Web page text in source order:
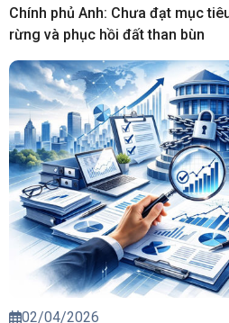
Chính phủ Anh: Chưa đạt mục
rừng và phục hồi đất than bùn
02/04/2026